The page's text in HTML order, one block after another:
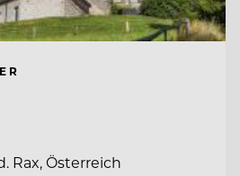
Rax, Österreich